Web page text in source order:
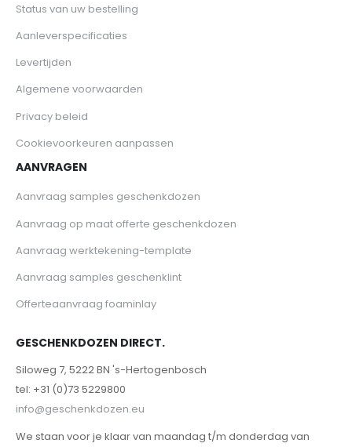
Status van uw bestelling
Aanleverspecificaties
Levertijden
Algemene voorwaarden
Privacy beleid
Cookievoorkeuren aanpassen
AANVRAGEN
Aanvraag samples geschenkdozen
Aanvraag op maat offerte geschenkdozen
Aanvraag werktekening-template
Aanvraag samples geschenklint
Offerteaanvraag foaminlay
GESCHENKDOZEN DIRECT.
Siloweg 7, 5222 BN 's-Hertogenbosch
tel: +31 (0)73 5229800
info@geschenkdozen.eu
We staan voor je klaar van maandag t/m donderdag van